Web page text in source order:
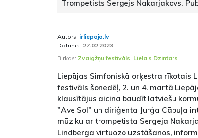
Trompetists Sergejs Nakarjakovs.
Autors: irliepaja.lv
Datums: 27.02.2023
Birkas: Zvaigžņu festivāls, Lielais Dzintars
Liepājas Simfoniskā orķestra rīkotais
festivāls šonedēļ, 2. un 4. martā
klausītājus aicina baudīt latviešu
"Ave Sol" un diriģenta Jurģa Cābuļa
mūziku ar trompetista Sergeja
Lindberga virtuozo uzstāšanos,